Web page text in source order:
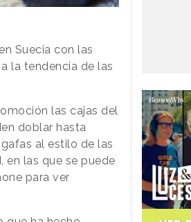
en Suecia con las
la tendencia de las
las cajas del
doblar hasta
al estilo de las
, en las que se puede
para ver